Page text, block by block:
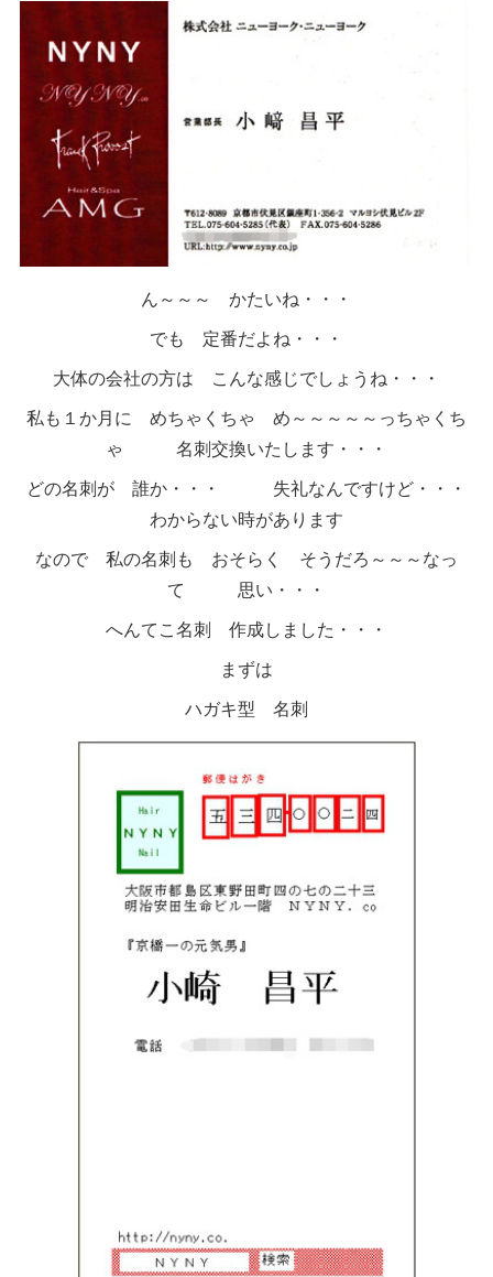
ん～～～ かたいね・・・
でも 定番だよね・・・
大体の会社の方は こんな感じでしょうね・・・
私も１か月に めちゃくちゃ め～～～～～っちゃくち
ゃ 名刺交換いたします・・・
どの名刺が 誰か・・・ 失礼なんですけど・・・
わからない時があります
なので 私の名刺も おそらく そうだろ～～～なっ
て 思い・・・
へんてこ名刺 作成しました・・・
まずは
ハガキ型 名刺